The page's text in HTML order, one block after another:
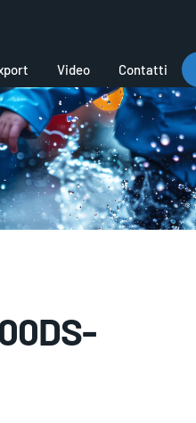
Video Contatti